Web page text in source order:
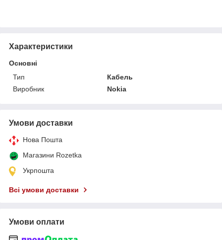
Характеристики
Основні
Тип
Кабель
Виробник
Nokia
Умови доставки
Нова Пошта
Магазини Rozetka
Укрпошта
Всі умови доставки
Умови оплати